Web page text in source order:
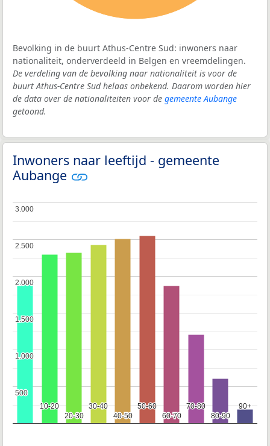
Bevolking in de buurt Athus-Centre Sud: inwoners naar
nationaliteit, onderverdeeld in Belgen en vreemdelingen.
De verdeling van de bevolking naar nationaliteit is voor de
buurt Athus-Centre Sud helaas onbekend. Daarom worden hier
de data over de nationaliteiten voor de gemeente Aubange
getoond.
Inwoners naar leeftijd - gemeente
Aubange
10-20
10-20
20-30
20-30
30-40
30-40
40-50
40-50
50-60
50-60
60-70
60-70
70-80
70-80
80-90
80-90
90+
90+
500
500
1.000
1.000
1.500
1.500
2.000
2.000
2.500
2.500
3.000
3.000